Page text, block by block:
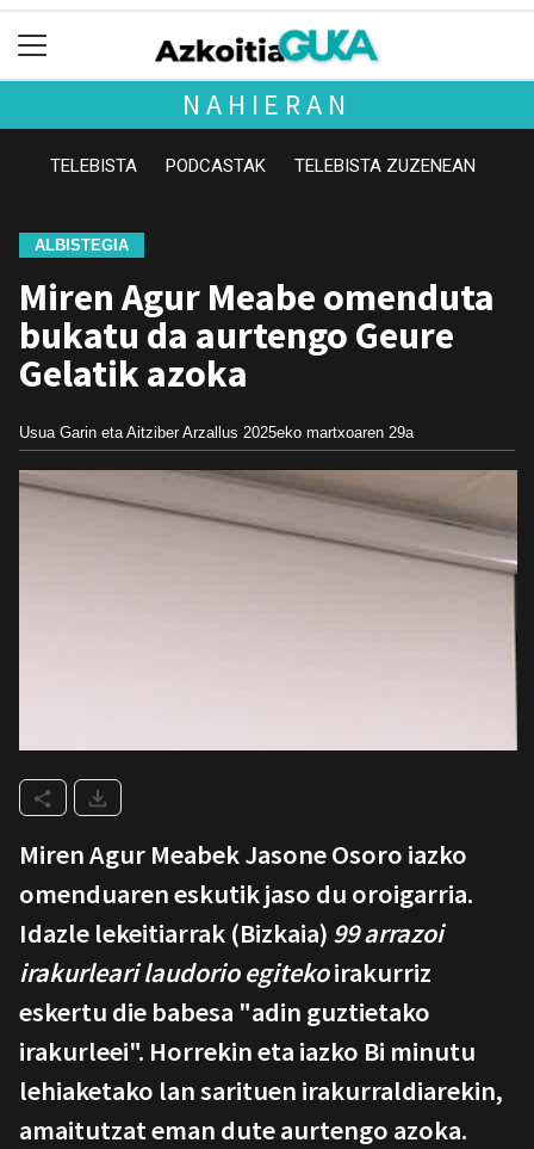
NAHIERAN
TELEBISTA PODCASTAK TELEBISTA ZUZENEAN
ALBISTEGIA
Miren Agur Meabe omenduta
bukatu da aurtengo Geure
Gelatik azoka
Usua Garin eta Aitziber Arzallus 2025eko martxoaren 29a
Miren Agur Meabek Jasone Osoro iazko
omenduaren eskutik jaso du oroigarria.
Idazle lekeitiarrak (Bizkaia) 99 arrazoi
irakurleari laudorio egitekoirakurriz
eskertu die babesa "adin guztietako
irakurleei". Horrekin eta iazko Bi minutu
lehiaketako lan sarituen irakurraldiarekin,
amaitutzat eman dute aurtengo azoka.